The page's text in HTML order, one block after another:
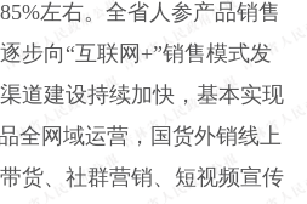
左右。全省人参产品销售
步向“互联网+”销售模式发
道建设持续加快，基本实现
全网域运营，国货外销线上
货、社群营销、短视频宣传